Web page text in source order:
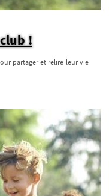
!
partager et relire leur vie